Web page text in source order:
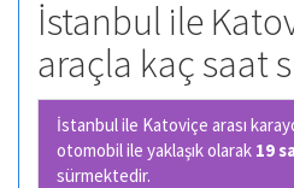
İstanbul ile
araçla kaç saat
İstanbul ile Katoviçe arası
otomobil ile yaklaşık olarak 19
sürmektedir.